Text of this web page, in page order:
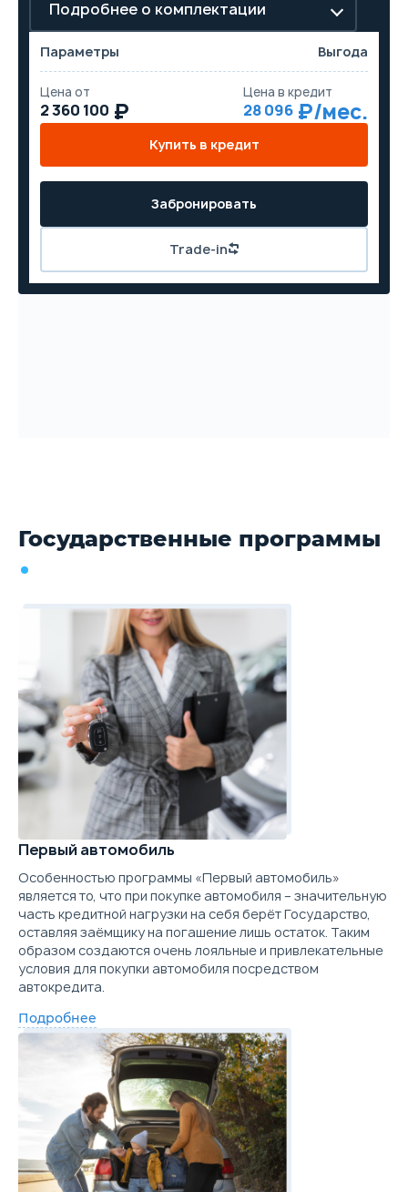
Подробнее о комплектации
Параметры Выгода
Цена от
2 360 100
Цена в кредит
28 096
Купить в кредит
Trade-in
Забронировать
Государственные программы
Первый автомобиль
Особенностью программы «Первый автомобиль»
является то, что при покупке автомобиля – значительную
часть кредитной нагрузки на себя берёт Государство,
оставляя заёмщику на погашение лишь остаток. Таким
образом создаются очень лояльные и привлекательные
условия для покупки автомобиля посредством
автокредита.
Подробнее